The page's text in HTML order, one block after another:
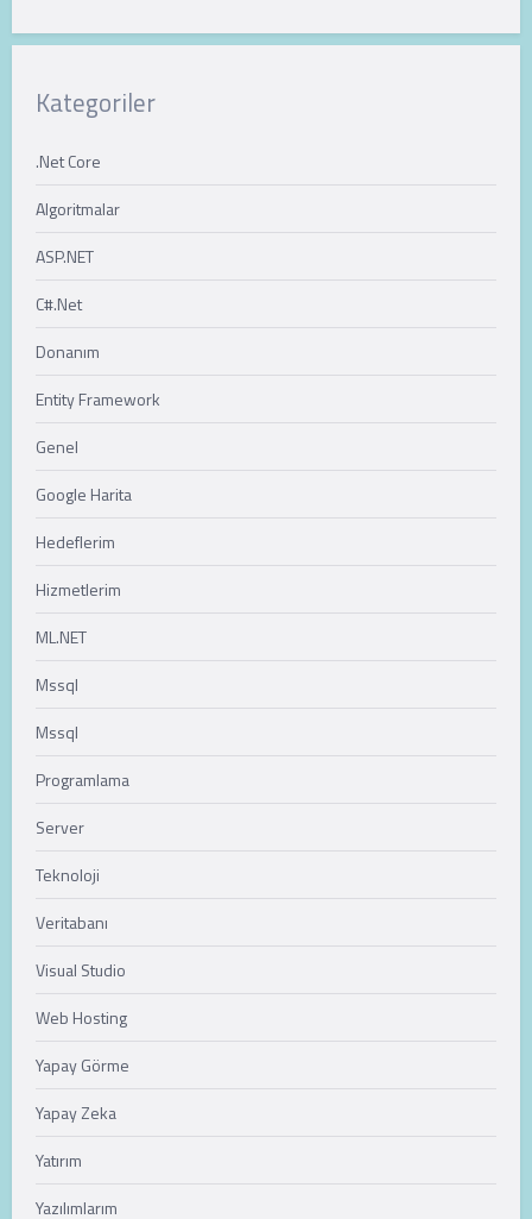
Kategoriler
.Net Core
Algoritmalar
ASP.NET
C#.Net
Donanım
Entity Framework
Genel
Google Harita
Hedeflerim
Hizmetlerim
ML.NET
Mssql
Mssql
Programlama
Server
Teknoloji
Veritabanı
Visual Studio
Web Hosting
Yapay Görme
Yapay Zeka
Yatırım
Yazılımlarım